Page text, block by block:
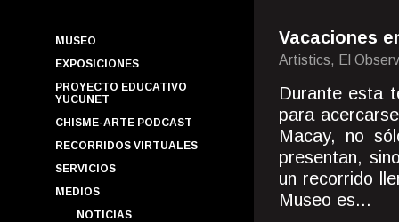
MUSEO
EXPOSICIONES
PROYECTO EDUCATIVO
YUCUNET
CHISME-ARTE PODCAST
RECORRIDOS VIRTUALES
SERVICIOS
MEDIOS
NOTICIAS
Vacaciones
Artistics, El
Durante esta
para
Macay, no
presentan,
un recorrido
Museo es...